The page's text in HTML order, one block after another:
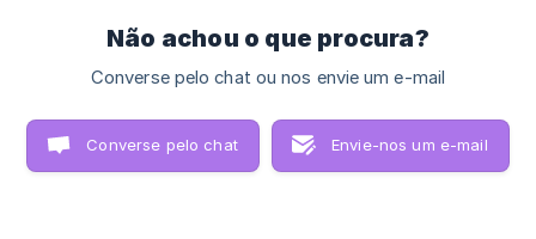
Não achou o que procura?
Converse pelo chat ou nos envie um e-mail
Converse pelo chat Envie-nos um e-mail